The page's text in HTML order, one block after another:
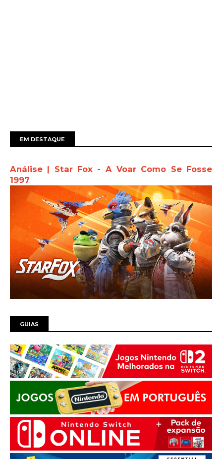
EM DESTAQUE
Análise | Star Fox - A Voar Como Se Fosse
1997
GUIAS